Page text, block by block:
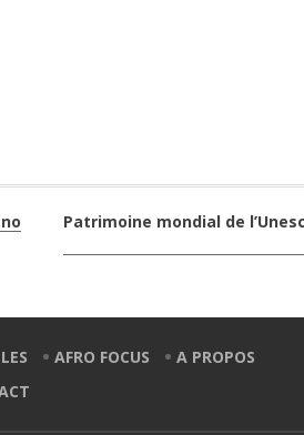
Patrimoine mondial de
AFRO FOCUS
A PROPOS